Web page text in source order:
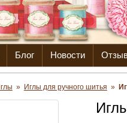
Блог Новости
» Иглы для ручного шитья »